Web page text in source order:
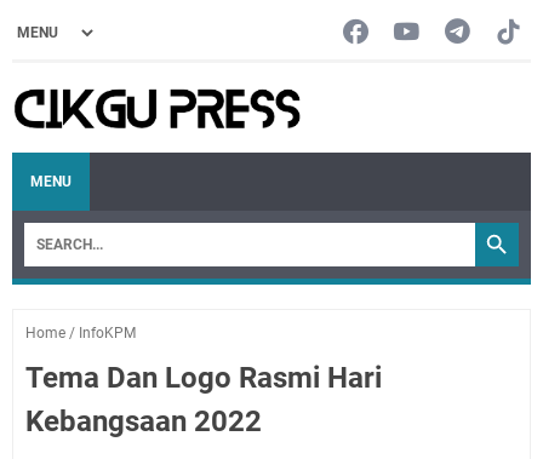
MENU
Home / InfoKPM
Tema Dan Logo Rasmi Hari
Kebangsaan 2022